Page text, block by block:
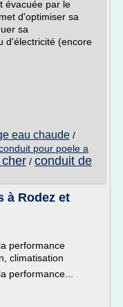
évacuée par le
d'optimiser sa
sa
d'électricité (encore
eau chaude /
pour poele a
/ conduit de
à Rodez et
performance
climatisation
performance...